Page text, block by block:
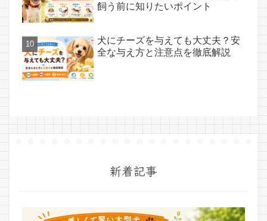
飼う前に知りたいポイント
犬にチーズを与えても大丈夫？安
全な与え方と注意点を徹底解説
新着記事